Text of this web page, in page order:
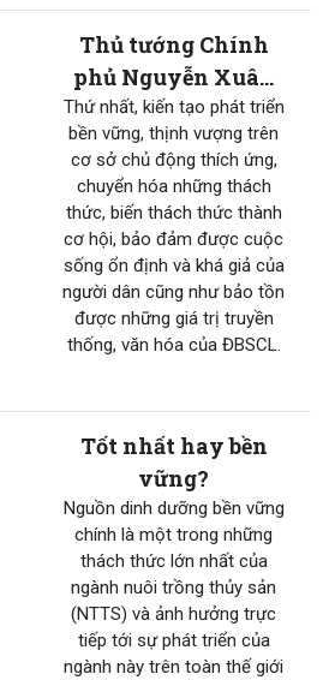
Thủ tướng Chính
phủ Nguyễn Xuân
Phúc: Ba quan điểm
phát triển ĐBSCL
Thứ nhất, kiến tạo phát triển
bền vững, thịnh vượng trên
cơ sở chủ động thích ứng,
chuyển hóa những thách
thức, biến thách thức thành
cơ hội, bảo đảm được cuộc
sống ổn định và khá giả của
người dân cũng như bảo tồn
được những giá trị truyền
thống, văn hóa của ĐBSCL.
Tốt nhất hay bền
vững?
Nguồn dinh dưỡng bền vững
chính là một trong những
thách thức lớn nhất của
ngành nuôi trồng thủy sản
(NTTS) và ảnh hưởng trực
tiếp tới sự phát triển của
ngành này trên toàn thế giới